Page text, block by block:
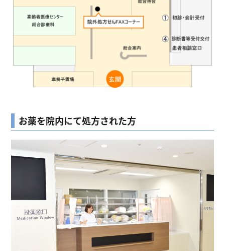
お薬を院内にて処方された方